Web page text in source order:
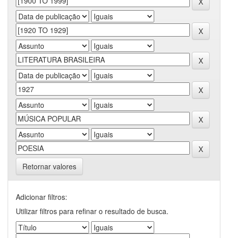
Retornar valores
Adicionar filtros:
Utilizar filtros para refinar o resultado de busca.